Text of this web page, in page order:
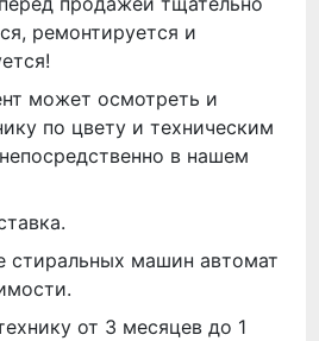
ремонтируется и
может осмотреть и
по цвету и техническим
в нашем
стиральных машин автомат
от 3 месяцев до 1